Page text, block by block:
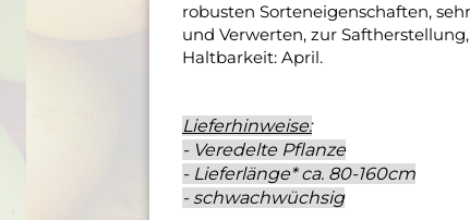
robusten Sorteneigenschaften,
und Verwerten, zur
Haltbarkeit: April.
Lieferhinweise:
- Veredelte Pflanze
- Lieferlänge* ca. 80-160cm
- schwachwüchsig